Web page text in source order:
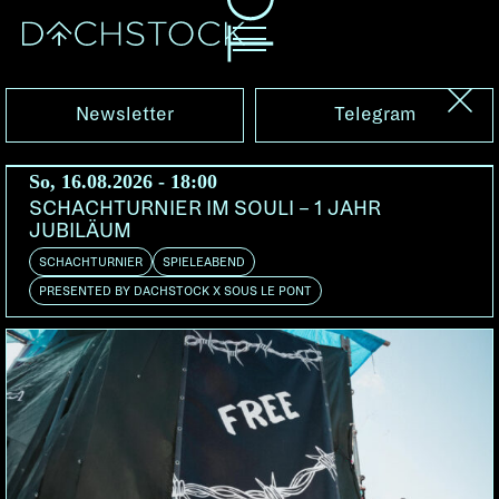
Sa, 16.04.2016
GÖTZ WIDMANN DE | Ahuga
DOORS:
VORVERKAUF:
ABENDKASSE:
Newsletter Telegram
So, 16.08.2026 - 18:00
SCHACHTURNIER IM SOULI – 1 JAHR
JUBILÄUM
SCHACHTURNIER SPIELEABEND
PRESENTED BY DACHSTOCK X SOUS LE PONT